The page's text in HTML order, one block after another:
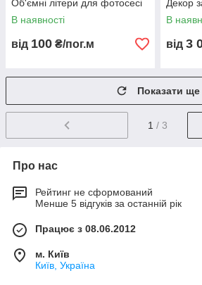
Об'ємні літери для фотосесі
В наявності
від 100 ₴/пог.м
Декор
В
від 3
Показати ще
1 / 3
Про нас
Рейтинг не сформований
Менше 5 відгуків за останній рік
Працює з 08.06.2012
м. Київ
Київ, Україна